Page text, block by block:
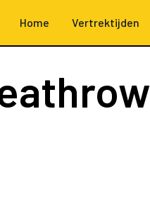
Home Vertrektijden